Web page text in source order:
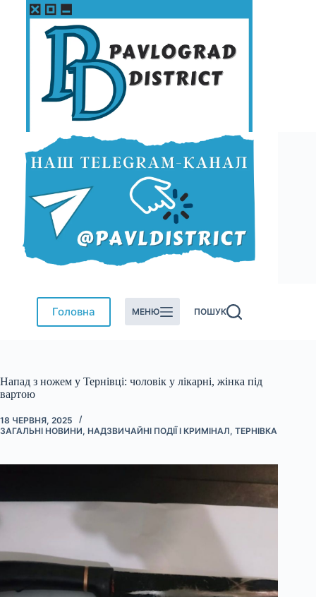
Перейти
Головна МЕНЮ ПОШУК
Напад з ножем у Тернівці: чоловік у лікарні, жінка під
вартою
18 ЧЕРВНЯ, 2025
ЗАГАЛЬНІ НОВИНИ, НАДЗВИЧАЙНІ ПОДІЇ І КРИМІНАЛ, ТЕРНІВКА